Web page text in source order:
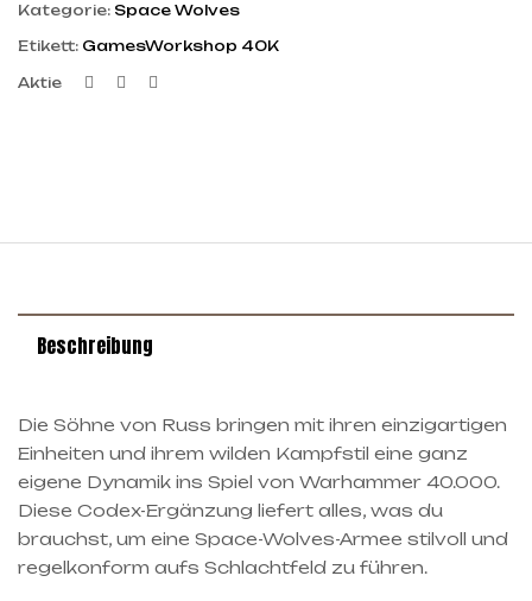
Kategorie: Space Wolves
Etikett: GamesWorkshop 40K
Aktie Facebook
Twitter
Beschreibung
Die Söhne von Russ bringen mit ihren einzigartigen
Einheiten und ihrem wilden Kampfstil eine ganz
eigene Dynamik ins Spiel von Warhammer 40.000.
Diese Codex-Ergänzung liefert alles, was du
brauchst, um eine Space-Wolves-Armee stilvoll und
regelkonform aufs Schlachtfeld zu führen.